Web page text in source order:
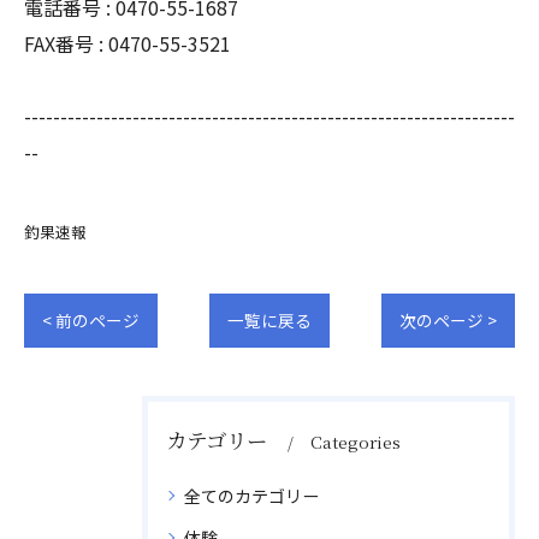
電話番号 : 0470-55-1687
FAX番号 : 0470-55-3521
--------------------------------------------------------------------
--
釣果速報
< 前のページ 一覧に戻る 次のページ >
カテゴリー Categories
全てのカテゴリー